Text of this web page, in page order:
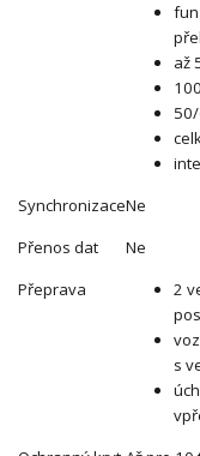
až
SynchronizaceNe
Přenos dat
Ne
Přeprava
2
s